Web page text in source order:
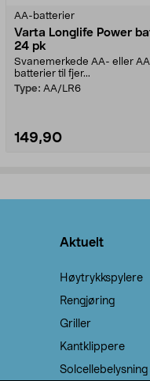
AA-batterier
Varta Longlife Power
24 pk
Svanemerkede AA- eller
batterier til fjer...
Type: AA/LR6
149,90
Aktuelt
Høytrykkspylere
Rengjøring
Griller
Kantklippere
Solcellebelysning